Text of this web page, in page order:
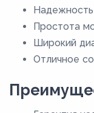
Надежность
Простота
Широкий
Отличное